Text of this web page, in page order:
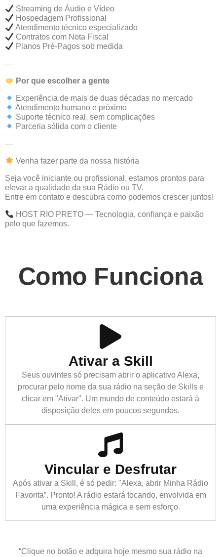
Streaming de Áudio e Vídeo
Hospedagem Profissional
Atendimento técnico especializado
Contratos com Nota Fiscal
Planos Pré-Pagos sob medida
—
Por que escolher a gente
Experiência de mais de duas décadas no mercado
Atendimento humano e próximo
Suporte técnico real, sem complicações
Parceria sólida com o cliente
—
Venha fazer parte da nossa história
Seja você iniciante ou profissional, estamos prontos para
elevar a qualidade da sua Rádio ou TV.
Entre em contato e descubra como podemos crescer juntos!
HOST RIO PRETO — Tecnologia, confiança e paixão
pelo que fazemos.
Como Funciona
Ativar a Skill
Seus ouvintes só precisam abrir o aplicativo Alexa,
procurar pelo nome da sua rádio na seção de Skills e
clicar em "Ativar". Um mundo de conteúdo estará à
disposição deles em poucos segundos.
Vincular e Desfrutar
Após ativar a Skill, é só pedir: "Alexa, abrir Minha Rádio
Favorita”. Pronto! A rádio estará tocando, envolvida em
uma experiência mágica e sem esforço.
“Clique no botão e adquira hoje mesmo sua rádio na